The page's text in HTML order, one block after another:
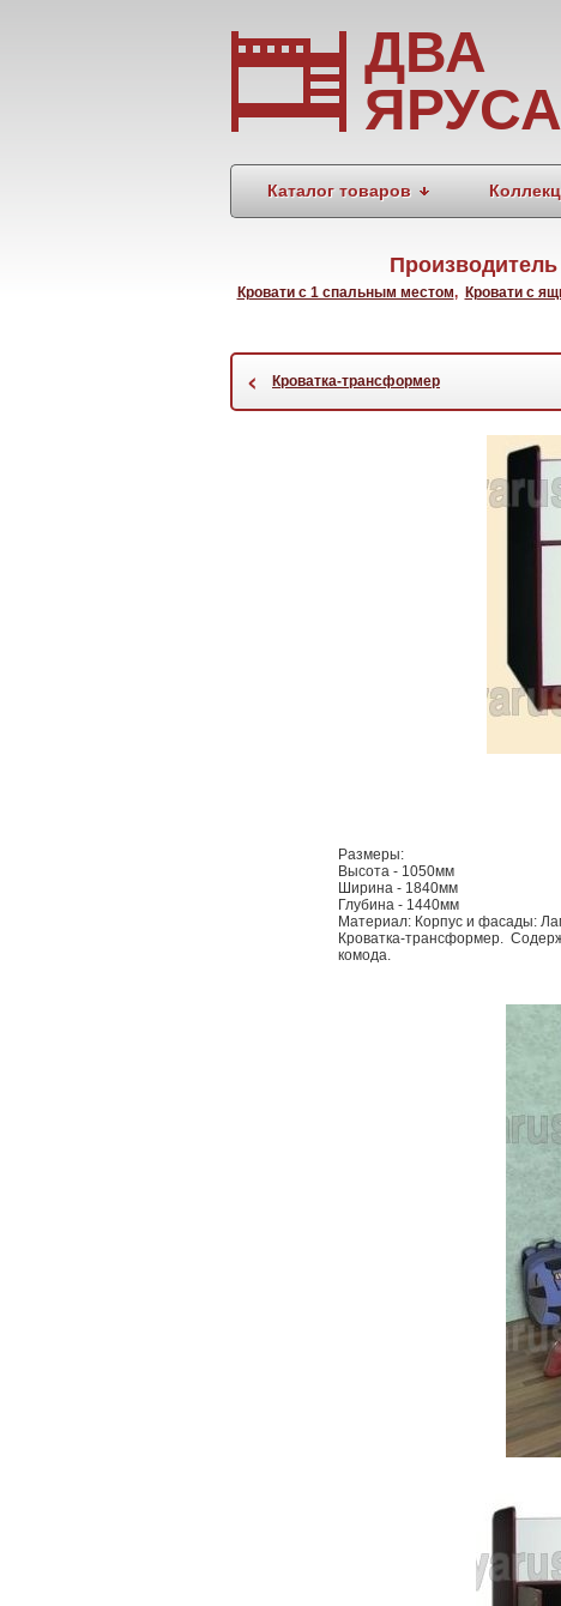
ДВА
ЯРУСА
Каталог товаров
Кровати с 1 спальным местом, Кровати с
‹ Кроватка-трансформер
Размеры:
Высота - 1050мм
Ширина - 1840мм
Глубина - 1440мм
Материал: Корпус и фасады:
Кроватка-трансформер.
комода.